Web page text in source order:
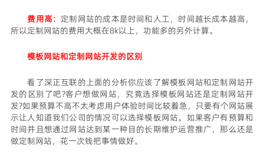
费用高：定制网站的成本是时间和人工，时间越长成本越高，
所以定制网站的费用大概在8k以上，功能多的另外计算。
模板网站和定制网站开发的区别
看了深正互联的上面的分析你应该了解模板网站和定制网站开
发的区别了吧?客户想做网站，究竟选择模板网站还是定制网站开
发?如果预算不高不太考虑用户体验时间比较着急，只要有个网站展
示让人知道我们公司的情况可以选择模板网站。如果客户有预算和
时间并且想通过网站达到某一种目的长期维护运营推广，那么还是
做定制网站，花一次钱把事情做好。